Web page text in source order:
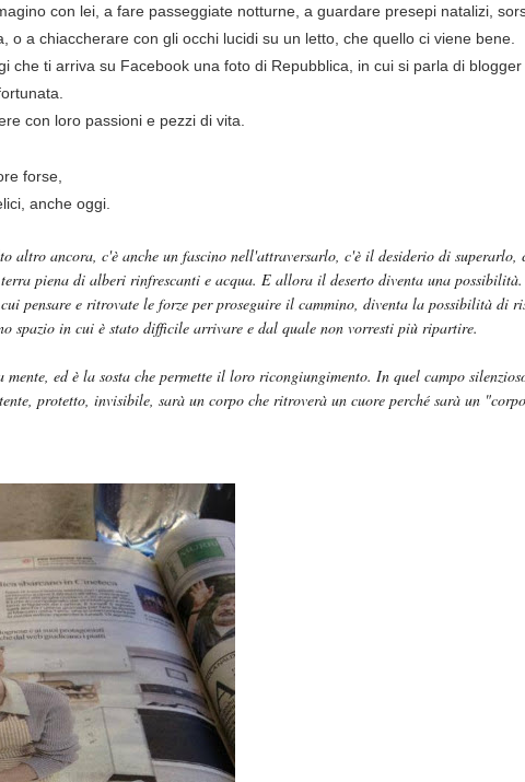
con lei, a fare passeggiate notturne, a guardare presepi natalizi,
o a chiaccherare con gli occhi lucidi su un letto, che quello ci viene bene.
che ti arriva su Facebook una foto di Repubblica, in cui si parla di
con loro passioni e pezzi di vita.
forse,
anche oggi.
altro ancora, c'è anche un fascino nell'attraversarlo, c'è il desiderio di
piena di alberi rinfrescanti e acqua. E allora il deserto diventa una
pensare e ritrovate le forze per proseguire il cammino, diventa la possibilità di
spazio in cui è stato difficile arrivare e dal quale non vorresti più ripartire.
ed è la sosta che permette il loro ricongiungimento. In quel campo
protetto, invisibile, sarà un corpo che ritroverà un cuore perché sarà un